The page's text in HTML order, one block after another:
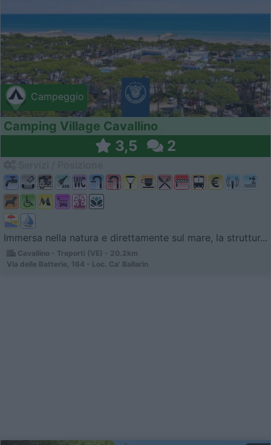
Campeggio
Camping Village Cavallino
3,5 2
Immersa nella natura e direttamente sul mare, la struttur...
Cavallino - Treporti (VE) - 20.2km
Via delle Batterie, 164 - Loc. Ca' Ballarin